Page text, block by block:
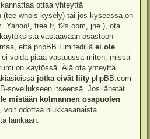
ottaa yhteyttä
(tee whois-kysely) tai jos kyseessä on
Yahoo!, free.fr, f2s.com, jne.), ota
vastaavaan osastoon
että phpBB Limitedillä ei ole
voida pitää vastuussa miten, missä
on käytössä. Älä ota yhteyttä
jotka eivät liity phpBB.com-
sovellukseen itseensä. Jos lähetät
mistään kolmannen osapuolen
voit odottaa niukkasanaista
lainkaan.